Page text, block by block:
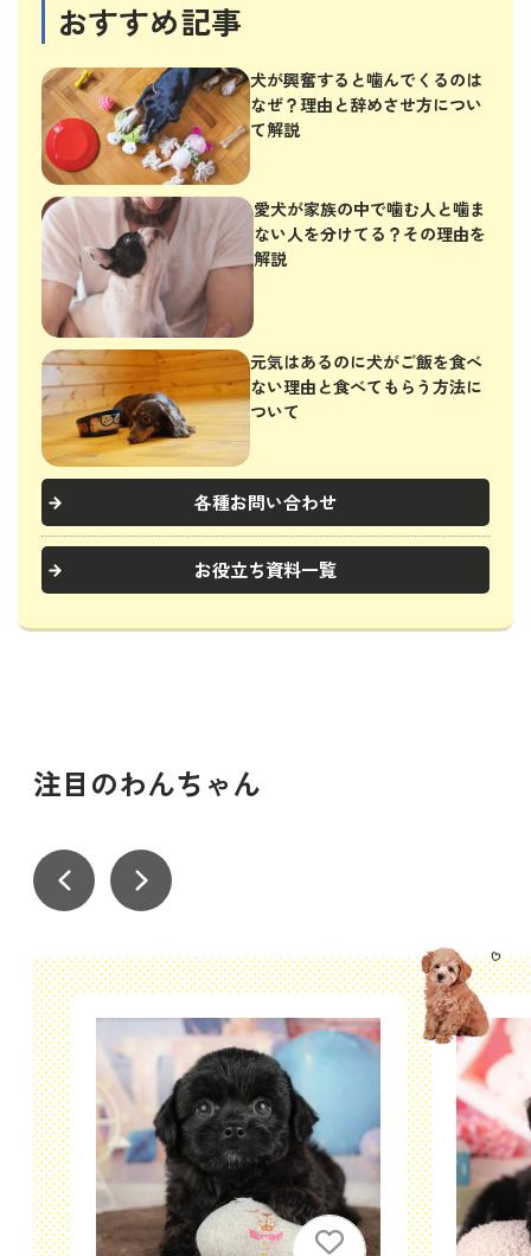
おすすめ記事
犬が興奮すると噛んでくるのは
なぜ？理由と辞めさせ方につい
て解説
愛犬が家族の中で噛む人と噛ま
ない人を分けてる？その理由を
解説
元気はあるのに犬がご飯を食べ
ない理由と食べてもらう方法に
ついて
各種お問い合わせ
お役立ち資料一覧
注目のわんちゃん